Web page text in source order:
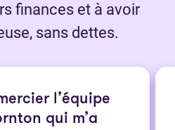
finances et à avoir
sans dettes.
l’équipe
qui m’a